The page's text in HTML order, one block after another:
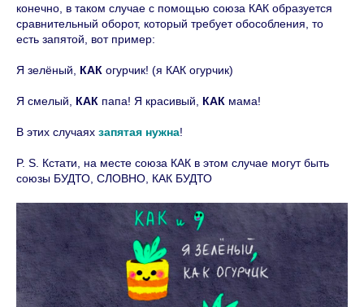
конечно, в таком случае с помощью союза КАК образуется
сравнительный оборот, который требует обособления, то
есть запятой, вот пример:
Я зелёный, КАК огурчик! (я КАК огурчик)
Я смелый, КАК папа! Я красивый, КАК мама!
В этих случаях запятая нужна!
P. S. Кстати, на месте союза КАК в этом случае могут быть
союзы БУДТО, СЛОВНО, КАК БУДТО